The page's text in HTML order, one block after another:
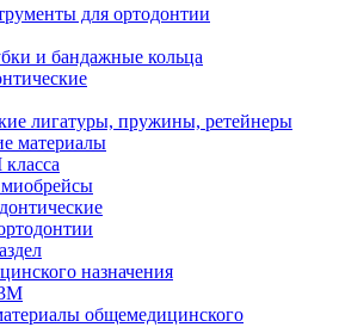
для ортодонтии
и бандажные кольца
лигатуры, пружины, ретейнеры
материалы
назначения
общемедицинского